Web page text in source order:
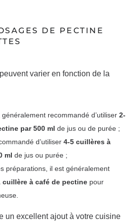
DE PECTINE
varier en fonction de la
recommandé d’utiliser 2-
par 500 ml de jus ou de purée ;
d’utiliser 4-5 cuillères à
ml de jus ou purée ;
préparations, il est généralement
cuillère à café de pectine pour
un excellent ajout à votre cuisine